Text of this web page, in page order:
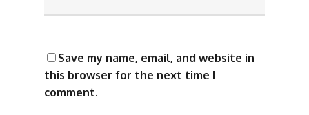
Save my name, email, and website in
this browser for the next time I
comment.